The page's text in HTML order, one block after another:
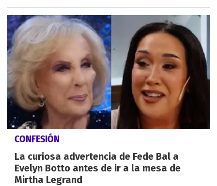
CONFESIÓN
La curiosa advertencia de Fede Bal a
Evelyn Botto antes de ir a la mesa de
Mirtha Legrand